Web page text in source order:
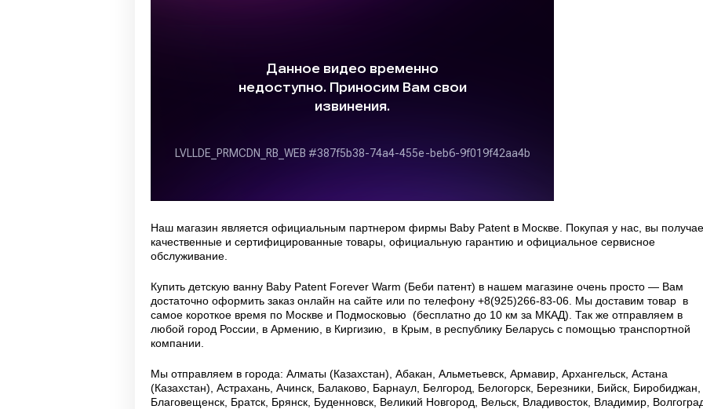
Наш магазин является официальным партнером фирмы Baby Patent в Москве. Покупая у нас, вы
качественные и сертифицированные товары, официальную гарантию и официальное сервисное
обслуживание.
Купить детскую ванну Baby Patent Forever Warm (Беби патент) в нашем магазине очень просто — Вам
достаточно оформить заказ онлайн на сайте или по телефону +8(925)266-83-06. Мы доставим товар в
самое короткое время по Москве и Подмосковью (бесплатно до 10 км за МКАД). Так же отправляем в
любой город России, в Армению, в Киргизию, в Крым, в республику Беларусь с помощью транспортной
компании.
Мы отправляем в города: Алматы (Казахстан), Абакан, Альметьевск, Армавир, Архангельск, Астана
(Казахстан), Астрахань, Ачинск, Балаково, Барнаул, Белгород, Белогорск, Березники, Бийск, Биробиджан,
Благовещенск, Братск, Брянск, Буденновск, Великий Новгород, Вельск, Владивосток, Владимир,